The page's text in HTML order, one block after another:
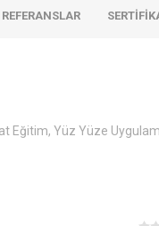
REFERANSLAR
Eğitim, Yüz Yüze